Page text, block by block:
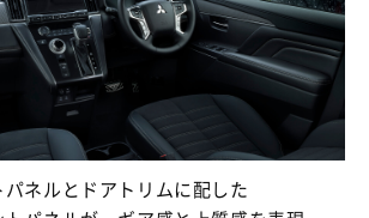
ネルとドアトリムに配した